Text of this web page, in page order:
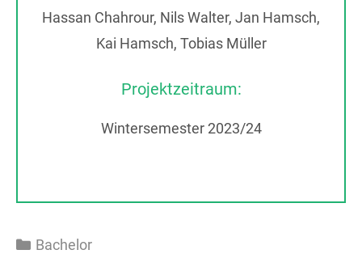
Hassan Chahrour, Nils Walter, Jan Hamsch,
Kai Hamsch, Tobias Müller
Projektzeitraum:
Wintersemester 2023/24
Kategorien
Bachelor